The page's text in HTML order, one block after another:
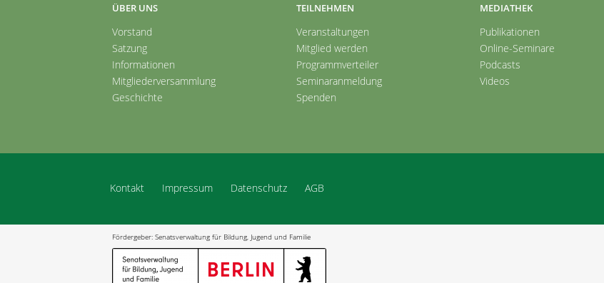
ÜBER UNS
Vorstand
Satzung
Informationen
Mitgliederversammlung
Geschichte
TEILNEHMEN
Veranstaltungen
Mitglied werden
Programmverteiler
Seminaranmeldung
Spenden
MEDIATHEK
Publikationen
Online-Seminare
Podcasts
Videos
Kontakt Impressum Datenschutz AGB
Fördergeber: Senatsverwaltung für Bildung, Jugend und Familie